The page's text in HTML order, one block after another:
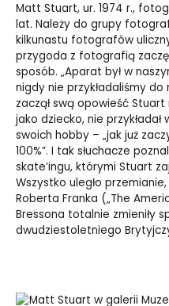
Matt Stuart, ur. 1974 r.,
lat. Należy do grupy
kilkunastu fotografów
przygoda z fotografią
sposób. „Aparat był w
nigdy nie przykładaliśmy
zaczął swą opowieść
jako dziecko, nie
swoich hobby – „jak już
100%”. I tak słuchacze
skate’ingu, którymi Stuart
Wszystko uległo
Roberta Franka („The
Bressona totalnie zmieniły
dwudziestoletniego